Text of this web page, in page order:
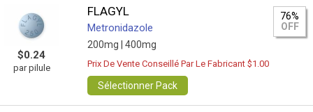
$0.24
par pilule
FLAGYL
Metronidazole
200mg | 400mg
76%
OFF
Prix De Vente Conseillé Par Le Fabricant $1.00
Sélectionner Pack